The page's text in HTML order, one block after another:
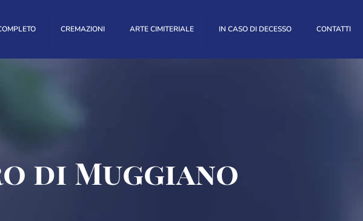
CREMAZIONI ARTE CIMITERIALE IN CASO DI DECESSO CONTATTI
di Muggiano